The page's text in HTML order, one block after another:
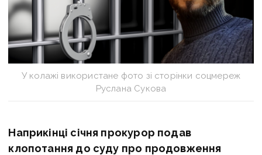
У колажі використане фото зі сторінки соцмереж
Руслана Сукова
Наприкінці січня прокурор подав
клопотання до суду про продовження